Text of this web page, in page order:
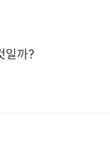
일까?